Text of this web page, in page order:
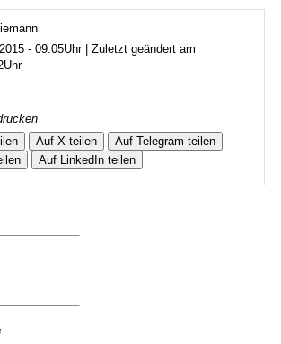
- 09:05Uhr | Zuletzt geändert am
Auf X teilen
Auf Telegram teilen
Auf LinkedIn teilen